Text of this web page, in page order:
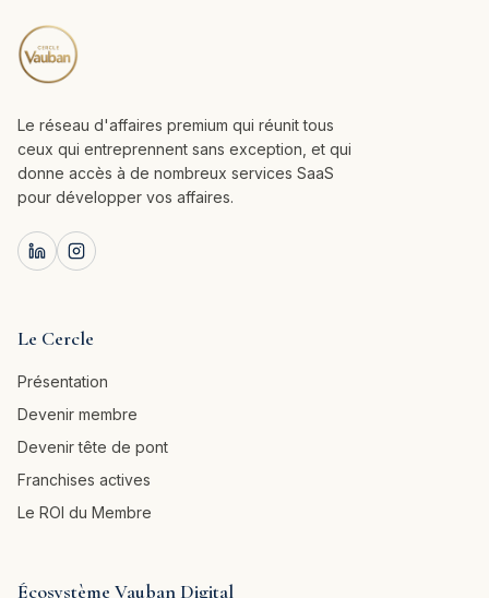
Le réseau d'affaires premium qui réunit tous
ceux qui entreprennent sans exception, et qui
donne accès à de nombreux services SaaS
pour développer vos affaires.
Le Cercle
Présentation
Devenir membre
Devenir tête de pont
Franchises actives
Le ROI du Membre
Écosystème Vauban Digital